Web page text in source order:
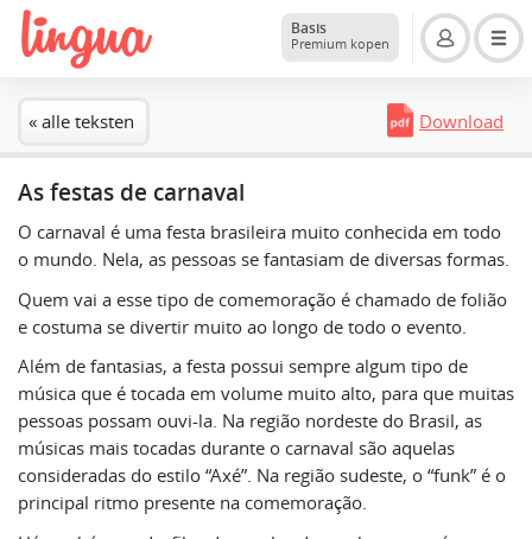
Basis
Premium kopen
« alle teksten Download
As festas de carnaval
O carnaval é uma festa brasileira muito conhecida em todo
o mundo. Nela, as pessoas se fantasiam de diversas formas.
Quem vai a esse tipo de comemoração é chamado de folião
e costuma se divertir muito ao longo de todo o evento.
Além de fantasias, a festa possui sempre algum tipo de
música que é tocada em volume muito alto, para que muitas
pessoas possam ouvi-la. Na região nordeste do Brasil, as
músicas mais tocadas durante o carnaval são aquelas
consideradas do estilo “Axé”. Na região sudeste, o “funk” é o
principal ritmo presente na comemoração.